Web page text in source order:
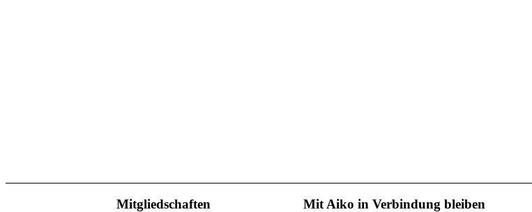
Mitgliedschaften Mit Aiko in Verbindung bleiben